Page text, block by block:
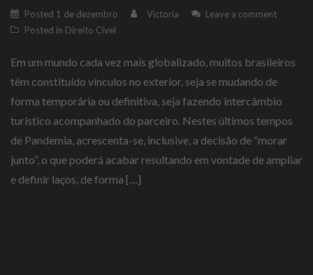
Posted 1 de dezembro Victoria
Leave a comment
Posted in Direito Cível
Em um mundo cada vez mais globalizado, muitos brasileiros
têm constituído vínculos no exterior, seja se mudando de
forma temporária ou definitiva, seja fazendo intercâmbio
turístico acompanhado do parceiro. Nestes últimos tempos
de Pandemia, acrescenta-se, inclusive, a decisão de “morar
junto”, o que poderá acabar resultando em vontade de ampliar
e definir laços, de forma […]